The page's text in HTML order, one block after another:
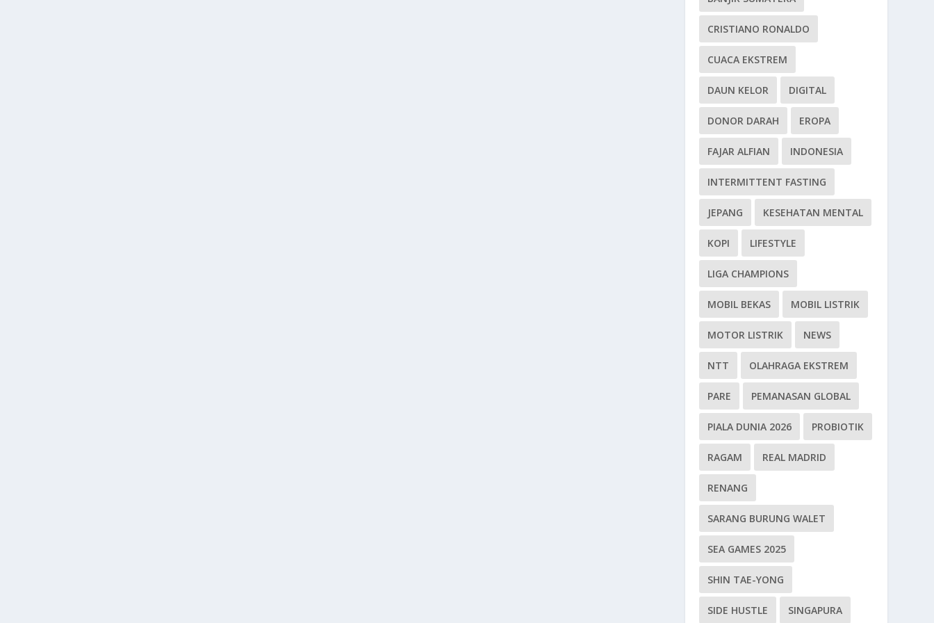
CRISTIANO RONALDO
CUACA EKSTREM
DAUN KELOR DIGITAL
DONOR DARAH EROPA
FAJAR ALFIAN INDONESIA
INTERMITTENT FASTING
JEPANG KESEHATAN MENTAL
KOPI LIFESTYLE
LIGA CHAMPIONS
MOBIL BEKAS MOBIL LISTRIK
MOTOR LISTRIK NEWS
NTT OLAHRAGA EKSTREM
PARE PEMANASAN GLOBAL
PIALA DUNIA 2026 PROBIOTIK
RAGAM REAL MADRID
RENANG
SARANG BURUNG WALET
SEA GAMES 2025
SHIN TAE-YONG
SIDE HUSTLE SINGAPURA